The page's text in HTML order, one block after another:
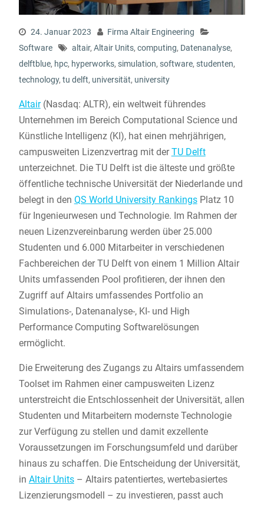
24. Januar 2023
Firma Altair Engineering
Software
altair, Altair Units, computing, Datenanalyse,
delftblue, hpc, hyperworks, simulation, software, studenten,
technology, tu delft, universität, university
Altair(Nasdaq: ALTR), ein weltweit führendes
Unternehmen im Bereich Computational Science und
Künstliche Intelligenz (KI), hat einen mehrjährigen,
campusweiten Lizenzvertrag mit derTU Delft
unterzeichnet. Die TU Delft ist die älteste und größte
öffentliche technische Universität der Niederlande und
belegt in den QS World University RankingsPlatz 10
für Ingenieurwesen und Technologie. Im Rahmen der
neuen Lizenzvereinbarung werden über 25.000
Studenten und 6.000 Mitarbeiter in verschiedenen
Fachbereichen der TU Delft von einem 1 Million Altair
Units umfassenden Pool profitieren, der ihnen den
Zugriff auf Altairs umfassendes Portfolio an
Simulations-, Datenanalyse-, KI- und High
Performance Computing Softwarelösungen
ermöglicht.
Die Erweiterung des Zugangs zu Altairs umfassendem
Toolset im Rahmen einer campusweiten Lizenz
unterstreicht die Entschlossenheit der Universität, allen
Studenten und Mitarbeitern modernste Technologie
zur Verfügung zu stellen und damit exzellente
Voraussetzungen im Forschungsumfeld und darüber
hinaus zu schaffen. Die Entscheidung der Universität,
in Altair Units– Altairs patentiertes, wertebasiertes
Lizenzierungsmodell – zu investieren, passt auch